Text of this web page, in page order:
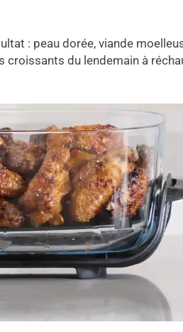
: peau dorée, viande
du lendemain à